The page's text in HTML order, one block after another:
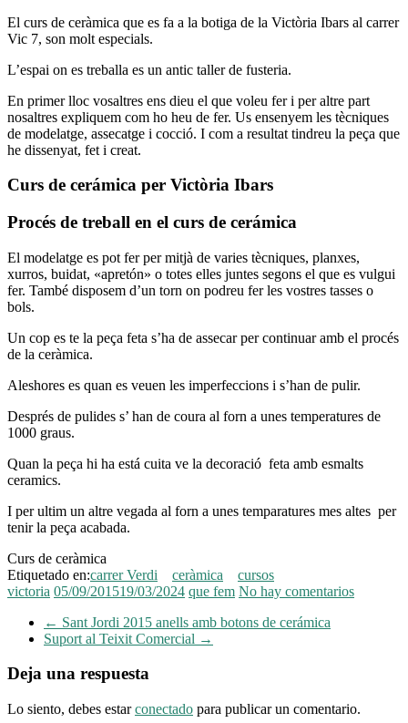
El curs de ceràmica que es fa a la botiga de la Victòria Ibars al carrer
Vic 7, son molt especials.
L’espai on es treballa es un antic taller de fusteria.
En primer lloc vosaltres ens dieu el que voleu fer i per altre part
nosaltres expliquem com ho heu de fer. Us ensenyem les tècniques
de modelatge, assecatge i cocció. I com a resultat tindreu la peça que
he dissenyat, fet i creat.
Curs de cerámica per Victòria Ibars
Procés de treball en el curs de cerámica
El modelatge es pot fer per mitjà de varies tècniques, planxes,
xurros, buidat, «apretón» o totes elles juntes segons el que es vulgui
fer. També disposem d’un torn on podreu fer les vostres tasses o
bols.
Un cop es te la peça feta s’ha de assecar per continuar amb el procés
de la ceràmica.
Aleshores es quan es veuen les imperfeccions i s’han de pulir.
Després de pulides s’ han de coura al forn a unes temperatures de
1000 graus.
Quan la peça hi ha está cuita ve la decoració feta amb esmalts
ceramics.
I per ultim un altre vegada al forn a unes temparatures mes altes per
tenir la peça acabada.
Curs de ceràmica
Etiquetado en:carrer Verdi ceràmica
cursos
victoria 05/09/201519/03/2024 que fem No hay comentarios
← Sant Jordi 2015 anells amb botons de cerámica
Suport al Teixit Comercial →
Deja una respuesta
Lo siento, debes estarconectado para publicar un comentario.